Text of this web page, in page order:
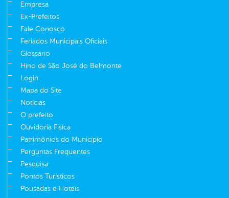
Empresa
Ex-Prefeitos
Fale Conosco
Feriados Municipais Oficiais
Glossário
Hino de São José do Belmonte
Login
Mapa do Site
Notícias
O prefeito
Ouvidoria Fisíca
Patrimônios do Município
Perguntas Frequentes
Pesquisa
Pontos Turísticos
Pousadas e Hotéis